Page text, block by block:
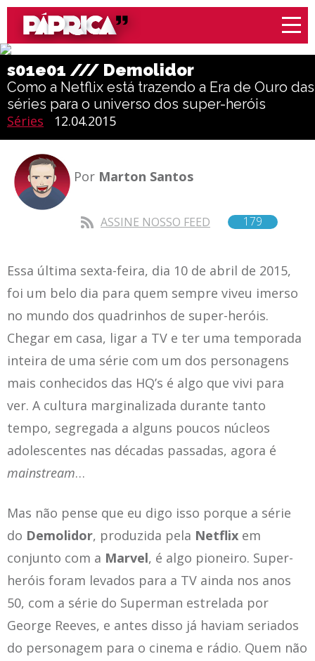
s01e01 /// Demolidor
Como a Netflix está trazendo a Era de Ouro das
séries para o universo dos super-heróis
Séries
12.04.2015
Por Marton Santos
ASSINE NOSSO FEED 179
Essa última sexta-feira, dia 10 de abril de 2015,
foi um belo dia para quem sempre viveu imerso
no mundo dos quadrinhos de super-heróis.
Chegar em casa, ligar a TV e ter uma temporada
inteira de uma série com um dos personagens
mais conhecidos das HQ’s é algo que vivi para
ver. A cultura marginalizada durante tanto
tempo, segregada a alguns poucos núcleos
adolescentes nas décadas passadas, agora é
mainstream…
Mas não pense que eu digo isso porque a série
do Demolidor, produzida pela Netflix em
conjunto com a Marvel, é algo pioneiro. Super-
heróis foram levados para a TV ainda nos anos
50, com a série do Superman estrelada por
George Reeves, e antes disso já haviam seriados
do personagem para o cinema e rádio. Quem não